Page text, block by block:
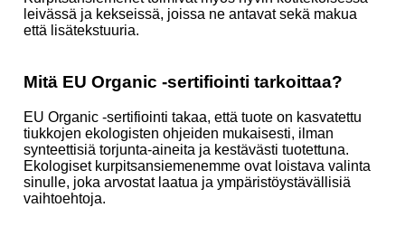
leivässä ja kekseissä, joissa ne antavat sekä makua
että lisätekstuuria.
Mitä EU Organic -sertifiointi tarkoittaa?
EU Organic -sertifiointi takaa, että tuote on kasvatettu
tiukkojen ekologisten ohjeiden mukaisesti, ilman
synteettisiä torjunta-aineita ja kestävästi tuotettuna.
Ekologiset kurpitsansiemenemme ovat loistava valinta
sinulle, joka arvostat laatua ja ympäristöystävällisiä
vaihtoehtoja.